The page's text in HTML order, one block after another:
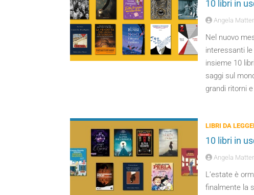
10 libri in
Angela
Nel nuovo
interessanti
insieme 10
saggi sul
grandi ritorni
LIBRI DA
10 libri in
Angela
L’estate è
finalmente la